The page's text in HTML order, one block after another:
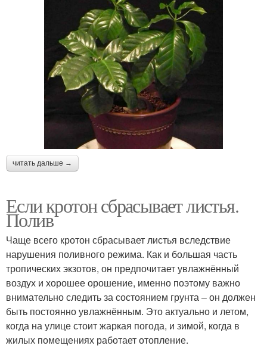
читать дальше →
Если кротон сбрасывает листья.
Полив
Чаще всего кротон сбрасывает листья вследствие
нарушения поливного режима. Как и большая часть
тропических экзотов, он предпочитает увлажнённый
воздух и хорошее орошение, именно поэтому важно
внимательно следить за состоянием грунта – он должен
быть постоянно увлажнённым. Это актуально и летом,
когда на улице стоит жаркая погода, и зимой, когда в
жилых помещениях работает отопление.